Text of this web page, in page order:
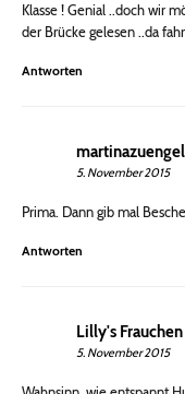
Klasse ! Genial ..doch wir
der Brücke gelesen ..da
Antworten
martinazuengel
5. November 2015
Prima. Dann gib mal
Antworten
Lilly's Frauchen
5. November 2015